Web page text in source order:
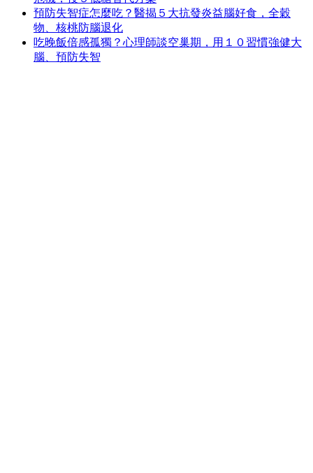
預防失智症怎麼吃？醫揭５大抗發炎益腦好食，全穀
物、核桃防腦退化
吃晚飯倍感孤獨？心理師談空巢期，用１０習慣強健大
腦、預防失智